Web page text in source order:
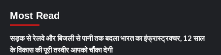
Most Read
सड़क से रेलवे और बिजली से पानी तक बदला भारत का इंफ्रास्ट्रक्चर, 12 साल
के विकास की पूरी तस्वीर आपको चौंका देगी